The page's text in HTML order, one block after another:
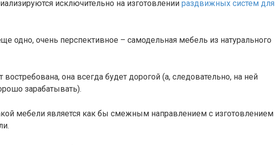
исключительно на изготовлении раздвижных систем для
одно, очень перспективное – самодельная мебель из натурального
востребована, она всегда будет дорогой (а, следовательно, на ней
зарабатывать).
мебели является как бы смежным направлением с изготовлением